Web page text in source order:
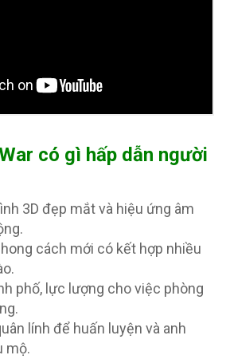
có gì hấp dẫn người
3D đẹp mắt và hiệu ứng âm
cách mới có kết hợp nhiều
phố, lực lượng cho việc phòng
lính để huấn luyện và anh
mộ.